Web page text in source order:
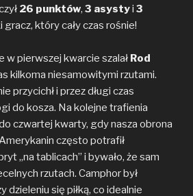
26 punktów, 3 asystyi 3
gracz, który cały czas rośnie!
w pierwszej kwarcie szalał Rod
kilkoma niesamowitymi rzutami.
przycichł i przez długi czas
do kosza. Na kolejne trafienia
czwartej kwarty, gdy nasza obrona
często potrafił
„na tablicach” i bywało, że sam
rzutach. Camphor był
dzieleniu się piłką, co idealnie